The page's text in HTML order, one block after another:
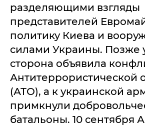
разделяющими взгляды
представителей
политику Киева и
силами Украины. Позже
сторона объявила
Антитеррористической
(АТО), а к украинской
примкнули
батальоны. 10 сентября